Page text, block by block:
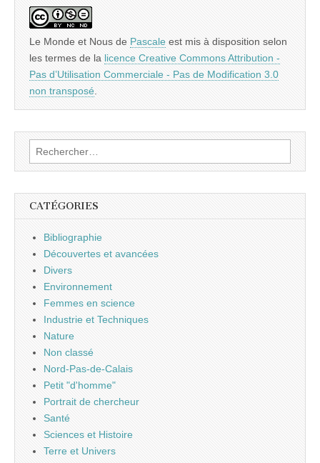
Le Monde et Nous de Pascale est mis à disposition selon
les termes de la licence Creative Commons Attribution -
Pas d’Utilisation Commerciale - Pas de Modification 3.0
non transposé.
Rechercher :
CATÉGORIES
Bibliographie
Découvertes et avancées
Divers
Environnement
Femmes en science
Industrie et Techniques
Nature
Non classé
Nord-Pas-de-Calais
Petit "d'homme"
Portrait de chercheur
Santé
Sciences et Histoire
Terre et Univers